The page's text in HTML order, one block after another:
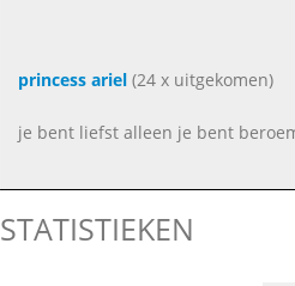
princess ariel(24 x uitgekomen)
je bent liefst alleen je bent
STATISTIEKEN